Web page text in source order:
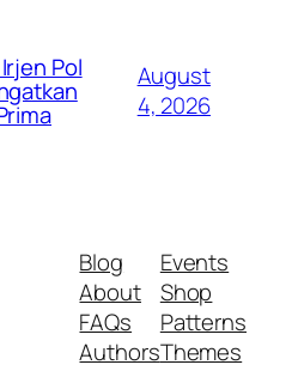
Pol
August
4, 2026
Blog
About
FAQs
Authors
Events
Shop
Patterns
Themes